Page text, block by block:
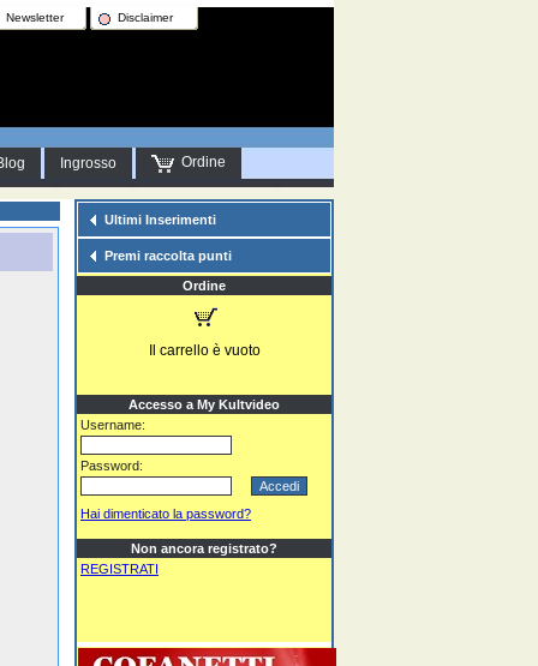
Newsletter Disclaimer
Ingrosso Ordine
Ultimi Inserimenti
Premi raccolta punti
Ordine
Il carrello è vuoto
Accesso a My Kultvideo
Username:
Password:
Hai dimenticato la password?
Non ancora registrato?
REGISTRATI